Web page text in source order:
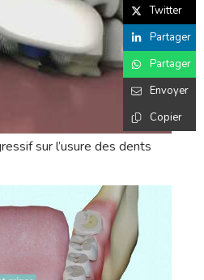
sur l’usure des dents
Twitter
Partager
Partager
Envoyer
Copier